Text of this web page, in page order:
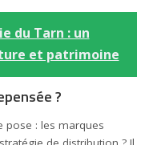
du Tarn : un
et patrimoine
?
pose : les marques